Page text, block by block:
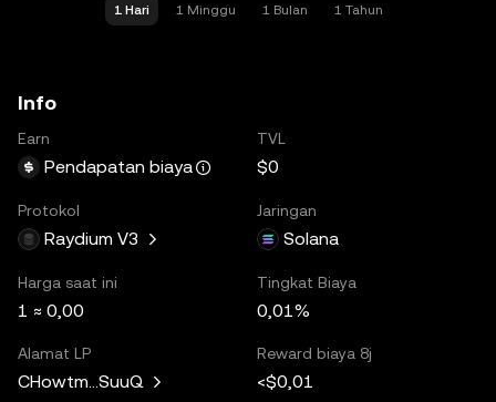
1 Hari 1 Minggu 1 Bulan 1 Tahun
Info
Earn
Pendapatan biaya
TVL
$0
Protokol
Raydium V3
Jaringan
Solana
Harga saat ini
1 ≈ 0,00
Tingkat Biaya
0,01%
Alamat LP
CHowtm...SuuQ
Reward biaya 8j
<$0,01